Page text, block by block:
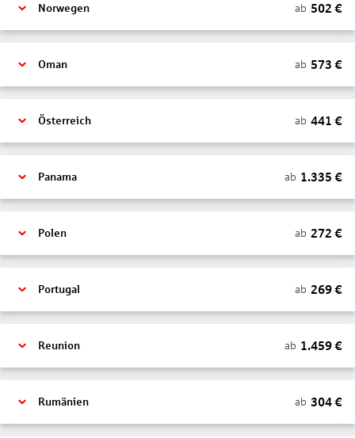
Norwegen ab 502 €
Oman ab 573 €
Österreich ab 441 €
Panama ab 1.335 €
Polen ab 272 €
Portugal ab 269€
Reunion ab 1.459€
Rumänien ab 304€